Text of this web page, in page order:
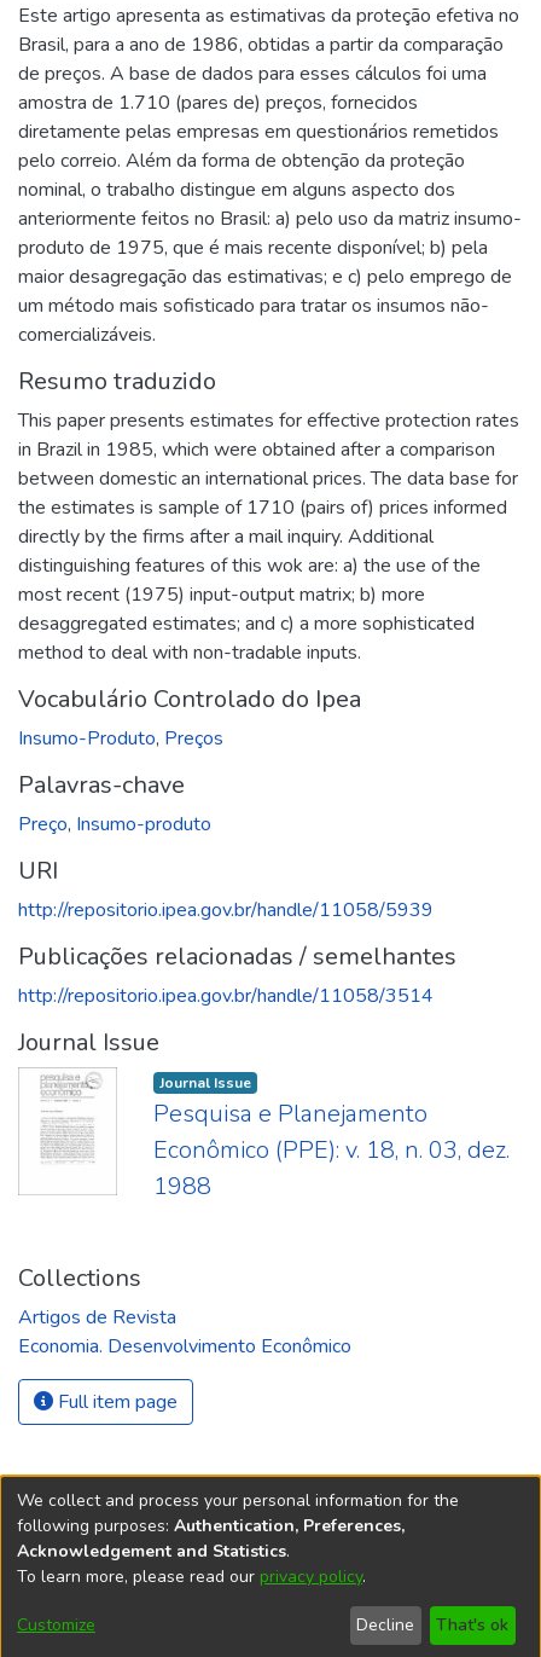
Este artigo apresenta as estimativas da proteção efetiva no
Brasil, para a ano de 1986, obtidas a partir da comparação
de preços. A base de dados para esses cálculos foi uma
amostra de 1.710 (pares de) preços, fornecidos
diretamente pelas empresas em questionários remetidos
pelo correio. Além da forma de obtenção da proteção
nominal, o trabalho distingue em alguns aspecto dos
anteriormente feitos no Brasil: a) pelo uso da matriz insumo-
produto de 1975, que é mais recente disponível; b) pela
maior desagregação das estimativas; e c) pelo emprego de
um método mais sofisticado para tratar os insumos não-
comercializáveis.
Resumo traduzido
This paper presents estimates for effective protection rates
in Brazil in 1985, which were obtained after a comparison
between domestic an international prices. The data base for
the estimates is sample of 1710 (pairs of) prices informed
directly by the firms after a mail inquiry. Additional
distinguishing features of this wok are: a) the use of the
most recent (1975) input-output matrix; b) more
desaggregated estimates; and c) a more sophisticated
method to deal with non-tradable inputs.
Vocabulário Controlado do Ipea
Insumo-Produto, Preços
Palavras-chave
Preço, Insumo-produto
URI
http://repositorio.ipea.gov.br/handle/11058/5939
Publicações relacionadas / semelhantes
http://repositorio.ipea.gov.br/handle/11058/3514
Journal Issue
Journal Issue
Pesquisa e Planejamento
Econômico (PPE): v. 18, n. 03, dez.
1988
Collections
Artigos de Revista
Economia. Desenvolvimento Econômico
Full item page
REPOSITÓRIO DO
We collect and process your personal information for the
following purposes: Authentication, Preferences,
Acknowledgement and Statistics.
To learn more, please read our privacy policy.
Customize Decline That's ok